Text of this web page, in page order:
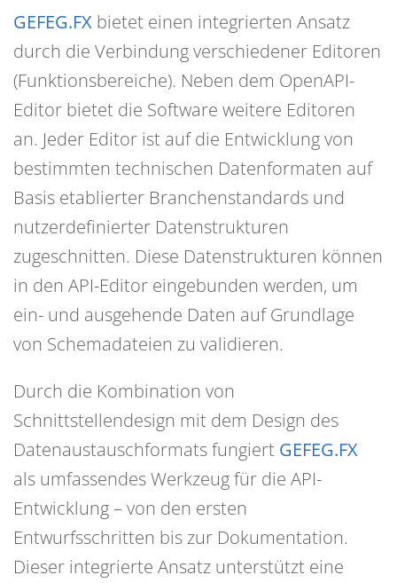
GEFEG.FX bietet einen integrierten Ansatz
durch die Verbindung verschiedener Editoren
(Funktionsbereiche). Neben dem OpenAPI-
Editor bietet die Software weitere Editoren
an. Jeder Editor ist auf die Entwicklung von
bestimmten technischen Datenformaten auf
Basis etablierter Branchenstandards und
nutzerdefinierter Datenstrukturen
zugeschnitten. Diese Datenstrukturen können
in den API-Editor eingebunden werden, um
ein- und ausgehende Daten auf Grundlage
von Schemadateien zu validieren.
Durch die Kombination von
Schnittstellendesign mit dem Design des
Datenaustauschformats fungiert GEFEG.FX
als umfassendes Werkzeug für die API-
Entwicklung – von den ersten
Entwurfsschritten bis zur Dokumentation.
Dieser integrierte Ansatz unterstützt eine